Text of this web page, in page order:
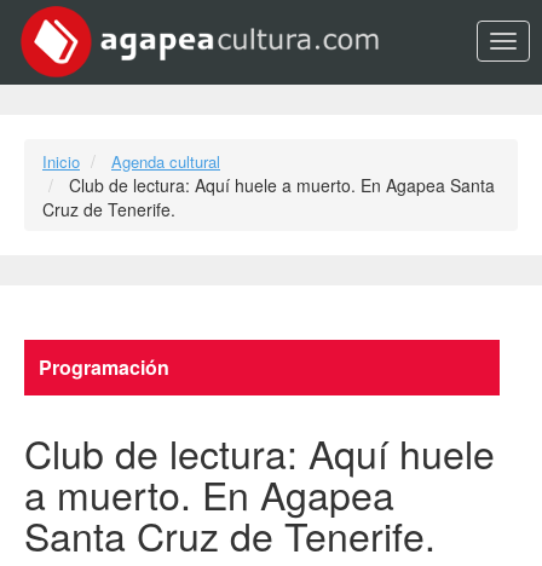
Inicio Agenda cultural
Club de lectura: Aquí huele a muerto. En Agapea Santa
Cruz de Tenerife.
Programación
Club de lectura: Aquí huele
a muerto. En Agapea
Santa Cruz de Tenerife.